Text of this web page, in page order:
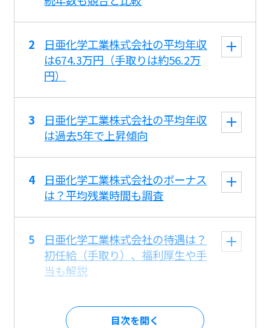
日亜化学工業株式会社の平均年収
は674.3万円（手取りは約56.2万
円）
日亜化学工業株式会社の平均年収
は過去5年で上昇傾向
日亜化学工業株式会社のボーナス
は？平均残業時間も調査
日亜化学工業株式会社の待遇は？
初任給（手取り）、福利厚生や手
当も解説
目次を